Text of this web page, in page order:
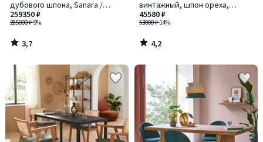
дубового шпона, Sanara /
Санара
285000 ₽-9%
259350 ₽
3,7
/
винтажный, шпон ореха,
WATFORD / ВОТФОРД
53000 ₽-14%
45580 ₽
4,2
/